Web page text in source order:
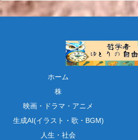
ホーム
株
映画・ドラマ・アニメ
生成AI(イラスト・歌・BGM)
人生・社会